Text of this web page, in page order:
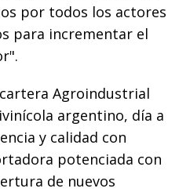
por todos los actores
para incrementar el
Agroindustrial
argentino, día a
y calidad con
potenciada con
de nuevos